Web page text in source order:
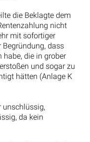
die Beklagte dem
nicht
mit sofortiger
dass
habe, die in grober
und sogar zu
hätten (Anlage K
unschlüssig,
da kein